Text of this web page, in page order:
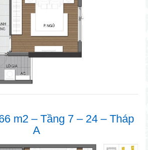
m2 – Tầng 7 – 24 – Tháp
A